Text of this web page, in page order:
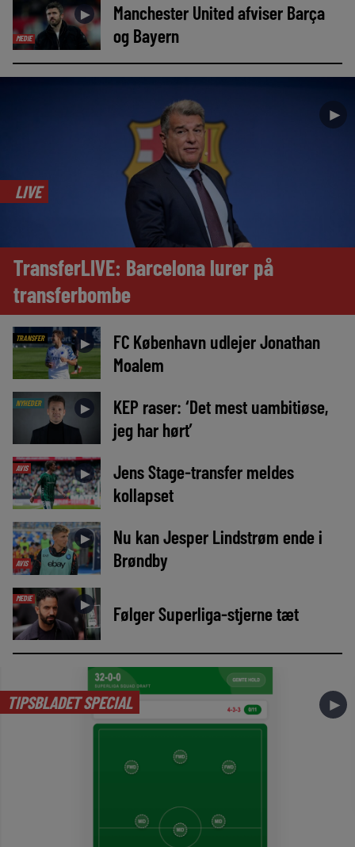
MEDIE
►
Manchester United afviser Barça
og Bayern
►
LIVE
TransferLIVE: Barcelona lurer på
transferbombe
TRANSFER ►
FC København udlejer Jonathan
Moalem
NYHEDER ►
KEP raser: ‘Det mest uambitiøse,
jeg har hørt’
AVIS ►
Jens Stage-transfer meldes
kollapset
AVIS
►
Nu kan Jesper Lindstrøm ende i
Brøndby
MEDIE ► Følger Superliga-stjerne tæt
TIPSBLADET SPECIAL ►